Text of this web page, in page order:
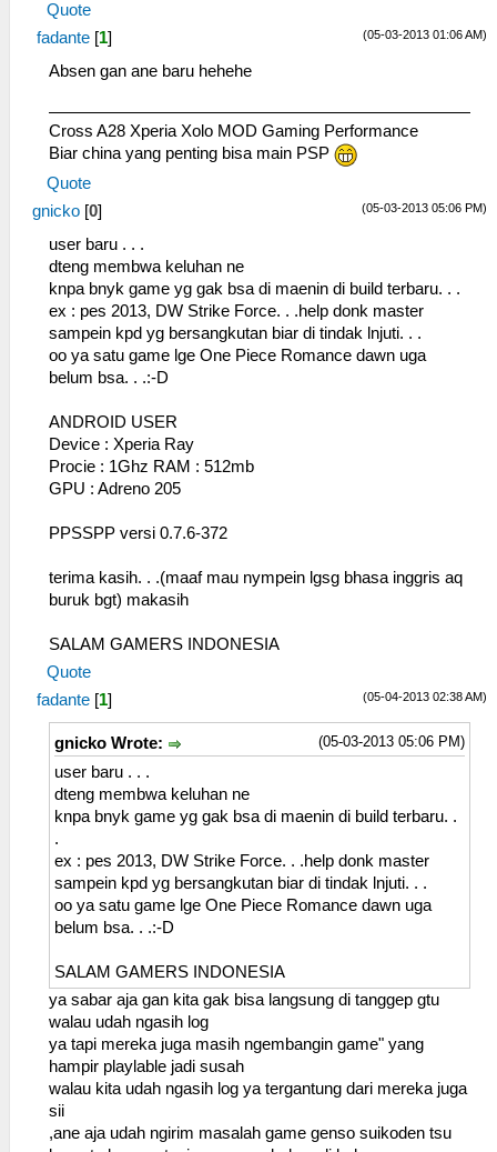
Quote
(05-03-2013 01:06 AM)
fadante [1]
Absen gan ane baru hehehe
Cross A28 Xperia Xolo MOD Gaming Performance
Biar china yang penting bisa main PSP
Quote
(05-03-2013 05:06 PM)
gnicko [0]
user baru . . .
dteng membwa keluhan ne
knpa bnyk game yg gak bsa di maenin di build terbaru. . .
ex : pes 2013, DW Strike Force. . .help donk master
sampein kpd yg bersangkutan biar di tindak lnjuti. . .
oo ya satu game lge One Piece Romance dawn uga
belum bsa. . .:-D
ANDROID USER
Device : Xperia Ray
Procie : 1Ghz RAM : 512mb
GPU : Adreno 205
PPSSPP versi 0.7.6-372
terima kasih. . .(maaf mau nympein lgsg bhasa inggris aq
buruk bgt) makasih
SALAM GAMERS INDONESIA
Quote
(05-04-2013 02:38 AM)
fadante [1]
(05-03-2013 05:06 PM)
gnicko Wrote:
user baru . . .
dteng membwa keluhan ne
knpa bnyk game yg gak bsa di maenin di build terbaru. .
.
ex : pes 2013, DW Strike Force. . .help donk master
sampein kpd yg bersangkutan biar di tindak lnjuti. . .
oo ya satu game lge One Piece Romance dawn uga
belum bsa. . .:-D
SALAM GAMERS INDONESIA
ya sabar aja gan kita gak bisa langsung di tanggep gtu
walau udah ngasih log
ya tapi mereka juga masih ngembangin game" yang
hampir playlable jadi susah
walau kita udah ngasih log ya tergantung dari mereka juga
sii
,ane aja udah ngirim masalah game genso suikoden tsu